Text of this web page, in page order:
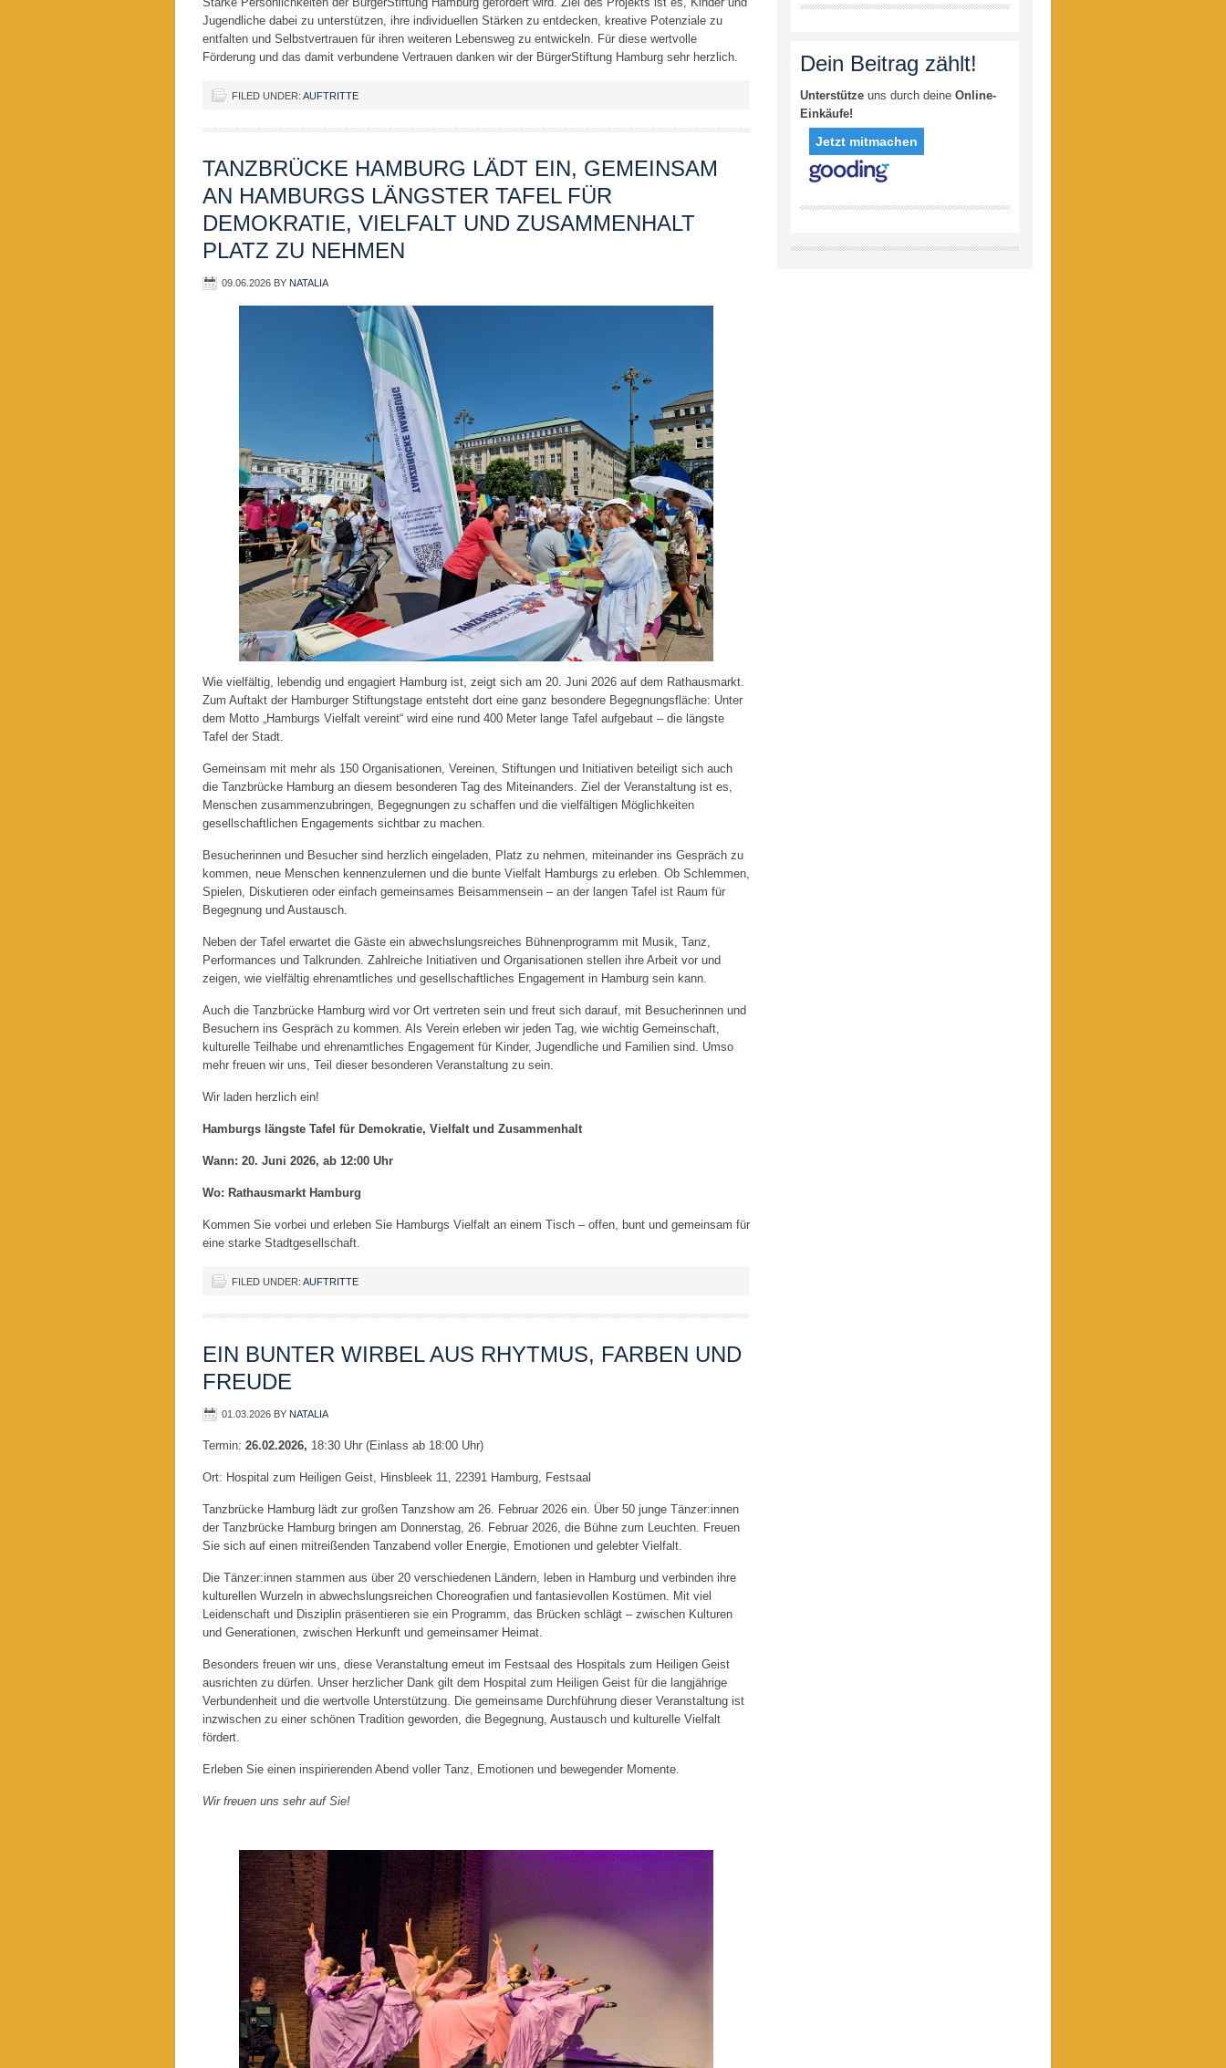
Jugendliche dabei zu unterstützen, ihre individuellen Stärken zu entdecken, kreative Potenziale zu
entfalten und Selbstvertrauen für ihren weiteren Lebensweg zu entwickeln. Für diese wertvolle
Förderung und das damit verbundene Vertrauen danken wir der BürgerStiftung Hamburg sehr herzlich.
FILED UNDER: AUFTRITTE
TANZBRÜCKE HAMBURG LÄDT EIN, GEMEINSAM
AN HAMBURGS LÄNGSTER TAFEL FÜR
DEMOKRATIE, VIELFALT UND ZUSAMMENHALT
PLATZ ZU NEHMEN
09.06.2026 BY NATALIA
Wie vielfältig, lebendig und engagiert Hamburg ist, zeigt sich am 20. Juni 2026 auf dem Rathausmarkt.
Zum Auftakt der Hamburger Stiftungstage entsteht dort eine ganz besondere Begegnungsfläche: Unter
dem Motto „Hamburgs Vielfalt vereint“ wird eine rund 400 Meter lange Tafel aufgebaut – die längste
Tafel der Stadt.
Gemeinsam mit mehr als 150 Organisationen, Vereinen, Stiftungen und Initiativen beteiligt sich auch
die Tanzbrücke Hamburg an diesem besonderen Tag des Miteinanders. Ziel der Veranstaltung ist es,
Menschen zusammenzubringen, Begegnungen zu schaffen und die vielfältigen Möglichkeiten
gesellschaftlichen Engagements sichtbar zu machen.
Besucherinnen und Besucher sind herzlich eingeladen, Platz zu nehmen, miteinander ins Gespräch zu
kommen, neue Menschen kennenzulernen und die bunte Vielfalt Hamburgs zu erleben. Ob Schlemmen,
Spielen, Diskutieren oder einfach gemeinsames Beisammensein – an der langen Tafel ist Raum für
Begegnung und Austausch.
Neben der Tafel erwartet die Gäste ein abwechslungsreiches Bühnenprogramm mit Musik, Tanz,
Performances und Talkrunden. Zahlreiche Initiativen und Organisationen stellen ihre Arbeit vor und
zeigen, wie vielfältig ehrenamtliches und gesellschaftliches Engagement in Hamburg sein kann.
Auch die Tanzbrücke Hamburg wird vor Ort vertreten sein und freut sich darauf, mit Besucherinnen und
Besuchern ins Gespräch zu kommen. Als Verein erleben wir jeden Tag, wie wichtig Gemeinschaft,
kulturelle Teilhabe und ehrenamtliches Engagement für Kinder, Jugendliche und Familien sind. Umso
mehr freuen wir uns, Teil dieser besonderen Veranstaltung zu sein.
Wir laden herzlich ein!
Hamburgs längste Tafel für Demokratie, Vielfalt und Zusammenhalt
Wann: 20. Juni 2026, ab 12:00 Uhr
Wo: Rathausmarkt Hamburg
Kommen Sie vorbei und erleben Sie Hamburgs Vielfalt an einem Tisch – offen, bunt und gemeinsam für
eine starke Stadtgesellschaft.
FILED UNDER: AUFTRITTE
EIN BUNTER WIRBEL AUS RHYTMUS, FARBEN UND
FREUDE
01.03.2026 BY NATALIA
Termin: 26.02.2026, 18:30 Uhr (Einlass ab 18:00 Uhr)
Ort: Hospital zum Heiligen Geist, Hinsbleek 11, 22391 Hamburg, Festsaal
Tanzbrücke Hamburg lädt zur großen Tanzshow am 26. Februar 2026 ein. Über 50 junge Tänzer:innen
der Tanzbrücke Hamburg bringen am Donnerstag, 26. Februar 2026, die Bühne zum Leuchten. Freuen
Sie sich auf einen mitreißenden Tanzabend voller Energie, Emotionen und gelebter Vielfalt.
Die Tänzer:innen stammen aus über 20 verschiedenen Ländern, leben in Hamburg und verbinden ihre
kulturellen Wurzeln in abwechslungsreichen Choreografien und fantasievollen Kostümen. Mit viel
Leidenschaft und Disziplin präsentieren sie ein Programm, das Brücken schlägt – zwischen Kulturen
und Generationen, zwischen Herkunft und gemeinsamer Heimat.
Besonders freuen wir uns, diese Veranstaltung erneut im Festsaal des Hospitals zum Heiligen Geist
ausrichten zu dürfen. Unser herzlicher Dank gilt dem Hospital zum Heiligen Geist für die langjährige
Verbundenheit und die wertvolle Unterstützung. Die gemeinsame Durchführung dieser Veranstaltung ist
inzwischen zu einer schönen Tradition geworden, die Begegnung, Austausch und kulturelle Vielfalt
fördert.
Erleben Sie einen inspirierenden Abend voller Tanz, Emotionen und bewegender Momente.
Wir freuen uns sehr auf Sie!
Dein Beitrag zählt!
Unterstütze uns durch deine Online-
Einkäufe!
Jetzt mitmachen